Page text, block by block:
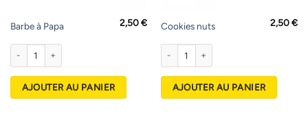
Barbe à Papa 2,50€
AJOUTER AU PANIER
Cookies nuts 2,50€
AJOUTER AU PANIER